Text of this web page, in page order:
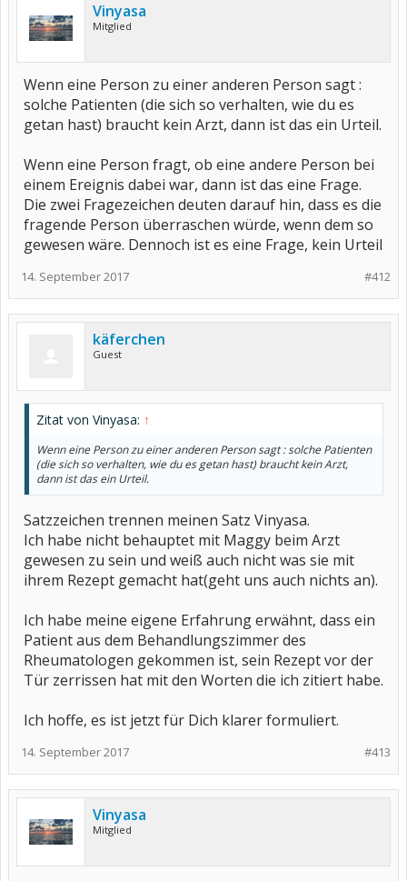
Vinyasa
Mitglied
Wenn eine Person zu einer anderen Person sagt :
solche Patienten (die sich so verhalten, wie du es
getan hast) braucht kein Arzt, dann ist das ein Urteil.
Wenn eine Person fragt, ob eine andere Person bei
einem Ereignis dabei war, dann ist das eine Frage.
Die zwei Fragezeichen deuten darauf hin, dass es die
fragende Person überraschen würde, wenn dem so
gewesen wäre. Dennoch ist es eine Frage, kein Urteil
#412
14. September 2017
käferchen
Guest
Zitat von Vinyasa: ↑
Wenn eine Person zu einer anderen Person sagt : solche Patienten
(die sich so verhalten, wie du es getan hast) braucht kein Arzt,
dann ist das ein Urteil.
Satzzeichen trennen meinen Satz Vinyasa.
Ich habe nicht behauptet mit Maggy beim Arzt
gewesen zu sein und weiß auch nicht was sie mit
ihrem Rezept gemacht hat(geht uns auch nichts an).
Ich habe meine eigene Erfahrung erwähnt, dass ein
Patient aus dem Behandlungszimmer des
Rheumatologen gekommen ist, sein Rezept vor der
Tür zerrissen hat mit den Worten die ich zitiert habe.
Ich hoffe, es ist jetzt für Dich klarer formuliert.
#413
14. September 2017
Vinyasa
Mitglied